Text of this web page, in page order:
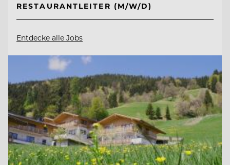
RESTAURANTLEITER (M/W/D)
Entdecke alle Jobs